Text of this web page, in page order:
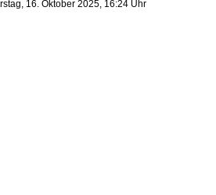
16. Oktober 2025, 16:24 Uhr